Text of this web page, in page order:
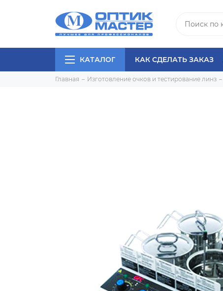
КАТАЛОГ КАК СДЕЛАТЬ ЗАКАЗ
Главная Изготовление очков и тестирование линз